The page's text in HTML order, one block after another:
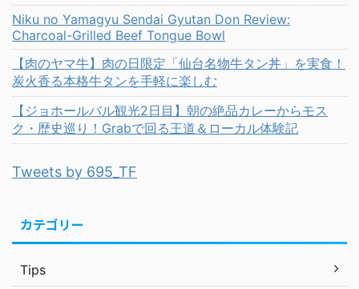
Niku no Yamagyu Sendai Gyutan Don Review:
Charcoal-Grilled Beef Tongue Bowl
【肉のヤマ牛】肉の日限定「仙台名物牛タン丼」を実食！
炭火香る本格牛タンを手軽に楽しむ
【ジョホールバル観光2日目】朝の絶品カレーからモス
ク・歴史巡り！Grabで回る王道＆ローカル体験記
Tweets by 695_TF
カテゴリー
Tips